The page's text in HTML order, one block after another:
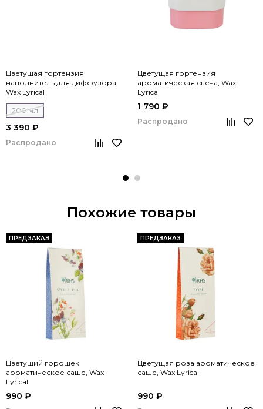
Цветущая гортензия
наполнитель для диффузора,
Wax Lyrical
200 мл
3 390 ₽
Распродано
Цветущая гортензия
ароматическая свеча, Wax
Lyrical
1 790 ₽
Распродано
Похожие товары
ПРЕДЗАКАЗ
Цветущий горошек
ароматическое саше, Wax
Lyrical
990 ₽
ПРЕДЗАКАЗ
Цветущая роза ароматическое
саше, Wax Lyrical
990 ₽